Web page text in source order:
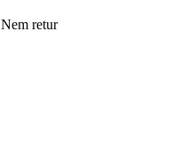
Nem retur